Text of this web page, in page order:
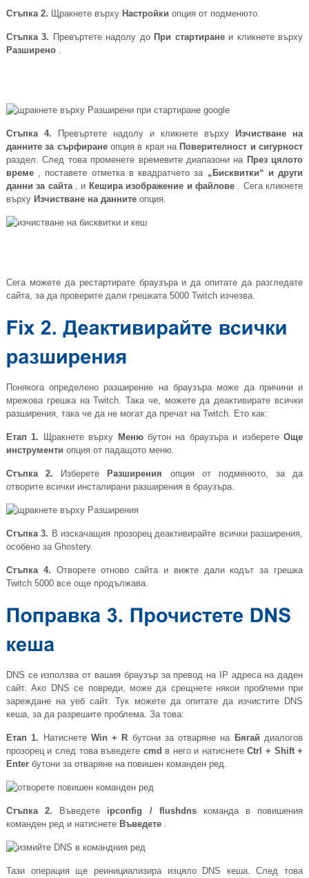
Стъпка 2. Щракнете върху Настройки опция от подменюто.
Стъпка 3. Превъртете надолу до При стартиранеи кликнете върху
Разширено.
Стъпка 4. Превъртете надолу и кликнете върху
Изчистване на
данните за сърфиранеопция в края на Поверителност и сигурност
раздел. След това променете времевите диапазони на През цялото
време, поставете отметка в квадратчето за „Бисквитки“ и други
данни за сайта, и Кешира изображение и файлове. Сега кликнете
върху Изчистване на даннитеопция.
Сега можете да рестартирате браузъра и да опитате да разгледате
сайта, за да проверите дали грешката 5000 Twitch изчезва.
Понякога определено разширение на браузъра може да причини и
мрежова грешка на Twitch. Така че, можете да деактивирате всички
разширения, така че да не могат да пречат на Twitch. Ето как:
Етап 1. Щракнете върху Менюбутон на браузъра и изберетеОще
инструменти опция от падащото меню.
Стъпка 2. Изберете Разширения опция от подменюто, за да
отворите всички инсталирани разширения в браузъра.
Стъпка 3. В изскачащия прозорец деактивирайте всички разширения,
особено за Ghostery.
Стъпка 4. Отворете отново сайта и вижте дали кодът за грешка
Twitch 5000 все още продължава.
DNS се използва от вашия браузър за превод на IP адреса на даден
сайт. Ако DNS се повреди, може да срещнете някои проблеми при
зареждане на уеб сайт. Тук можете да опитате да изчистите DNS
кеша, за да разрешите проблема. За това:
Етап 1. Натиснете Win + R бутони за отваряне на Бягай диалогов
прозорец и след това въведете cmd в него и натиснетеCtrl + Shift +
Enterбутони за отваряне на повишен команден ред.
Стъпка 2. Въведете ipconfig / flushdnsкоманда в повишения
команден ред и натиснете Въведете.
Тази операция ще реинициализира изцяло DNS кеша. След това